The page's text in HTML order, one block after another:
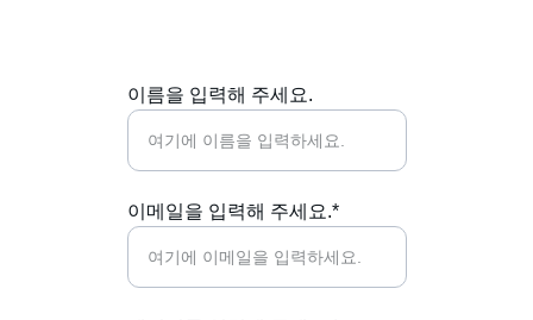
이름을 입력해 주세요.
이메일을 입력해 주세요.*